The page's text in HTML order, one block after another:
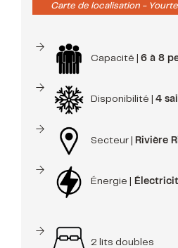
Carte de localisation -
Capacité | 6 à 8
Disponibilité | 4
Secteur | Rivière
Énergie |
2 lits doubles